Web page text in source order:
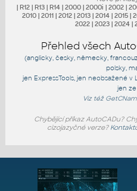
| R12 | R13 | R14 | 2000 | 2000i | 2002 |
2010 | 2011 | 2012 | 2013 | 2014 | 2015 |
2022 | 2023 | 2024 |
Přehled všech
(anglicky, česky, německy,
polsky,
jen ExpressTools , jen neobsažené v
jen ze
Viz též
Chybějící příkaz AutoCADu?
cizojazyčné verze?